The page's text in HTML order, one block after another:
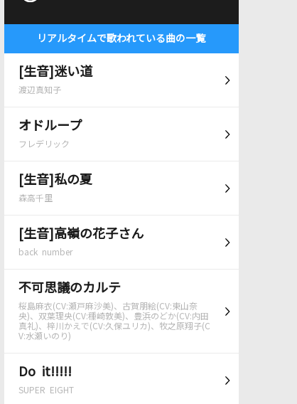
リアルタイムで歌われている曲の一覧
[生音]迷い道
渡辺真知子
オドループ
フレデリック
[生音]私の夏
森高千里
[生音]高嶺の花子さん
back number
不可思議のカルテ
桜島麻衣(CV:瀬戸麻沙美)、古賀朋絵(CV:東山奈
央)、双葉理央(CV:種崎敦美)、豊浜のどか(CV:内田
真礼)、梓川かえで(CV:久保ユリカ)、牧之原翔子(C
V:水瀬いのり)
Do it!!!!!
SUPER EIGHT